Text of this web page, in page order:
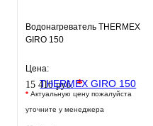
Водонагреватель THERMEX
GIRO 150
Цена:
15 410 руб.*
* Актуальную цену пожалуйста
уточните у менеджера